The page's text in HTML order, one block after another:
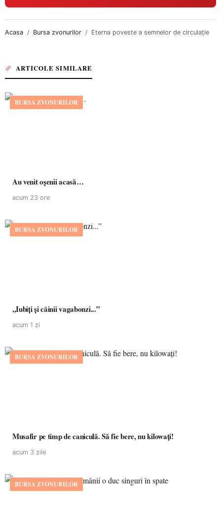
Acasa Bursa zvonurilor Eterna poveste a semnelor de circulaţie
ARTICOLE SIMILARE
BURSA ZVONURILOR
Au venit oșenii acasă…
acum 23 ore
BURSA ZVONURILOR
,,Iubiți și câinii vagabonzi...”
acum 1 zi
BURSA ZVONURILOR
Musafir pe timp de caniculă. Să fie bere, nu kilowați!
acum 3 zile
BURSA ZVONURILOR